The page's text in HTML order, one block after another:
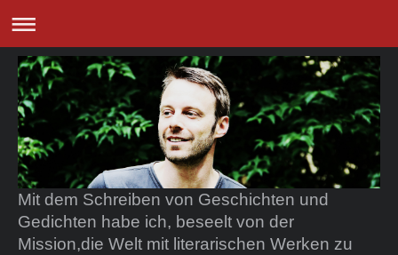
Mit dem Schreiben von Geschichten und
Gedichten habe ich, beseelt von der
Mission,die Welt mit literarischen Werken zu